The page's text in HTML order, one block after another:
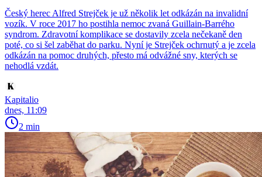
Český herec Alfred Strejček je už několik let odkázán na invalidní
vozík. V roce 2017 ho postihla nemoc zvaná Guillain-Barrého
syndrom. Zdravotní komplikace se dostavily zcela nečekaně den
poté, co si šel zaběhat do parku. Nyní je Strejček ochrnutý a je zcela
odkázán na pomoc druhých, přesto má odvážné sny, kterých se
nehodlá vzdát.
Kapitalio
dnes, 11:09
2 min